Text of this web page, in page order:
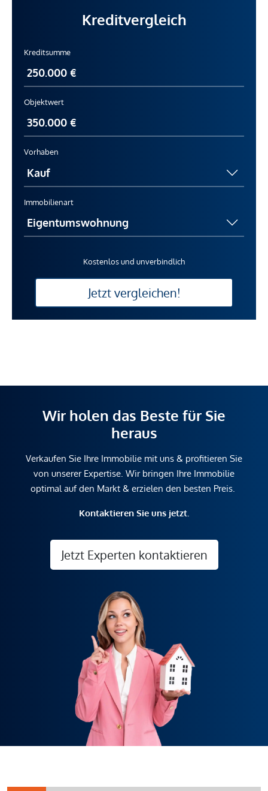
Kreditvergleich
Kreditsumme
Objektwert
Vorhaben
Immobilienart
Kostenlos und unverbindlich
Jetzt vergleichen!
Wir holen das Beste für Sie
heraus
Verkaufen Sie Ihre Immobilie mit uns & profitieren Sie
von unserer Expertise. Wir bringen Ihre Immobilie
optimal auf den Markt & erzielen den besten Preis.
Kontaktieren Sie uns jetzt.
Jetzt Experten kontaktieren